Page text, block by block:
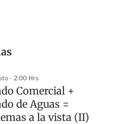
- 2:00 Hrs
Comercial +
de Aguas =
a la vista (II)